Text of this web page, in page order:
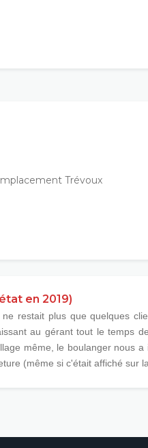
en 2019)
restait plus que quelques
au gérant tout le temps
même, le boulanger nous a
(même si c'était affiché sur